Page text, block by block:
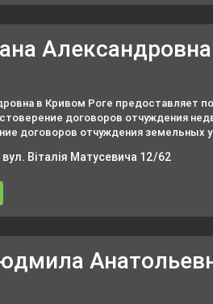
Александровна
в Кривом Роге предоставляет
договоров отчуждения
договоров отчуждения земельных
удостоверение всех видов
Віталія Матусевича 12/62